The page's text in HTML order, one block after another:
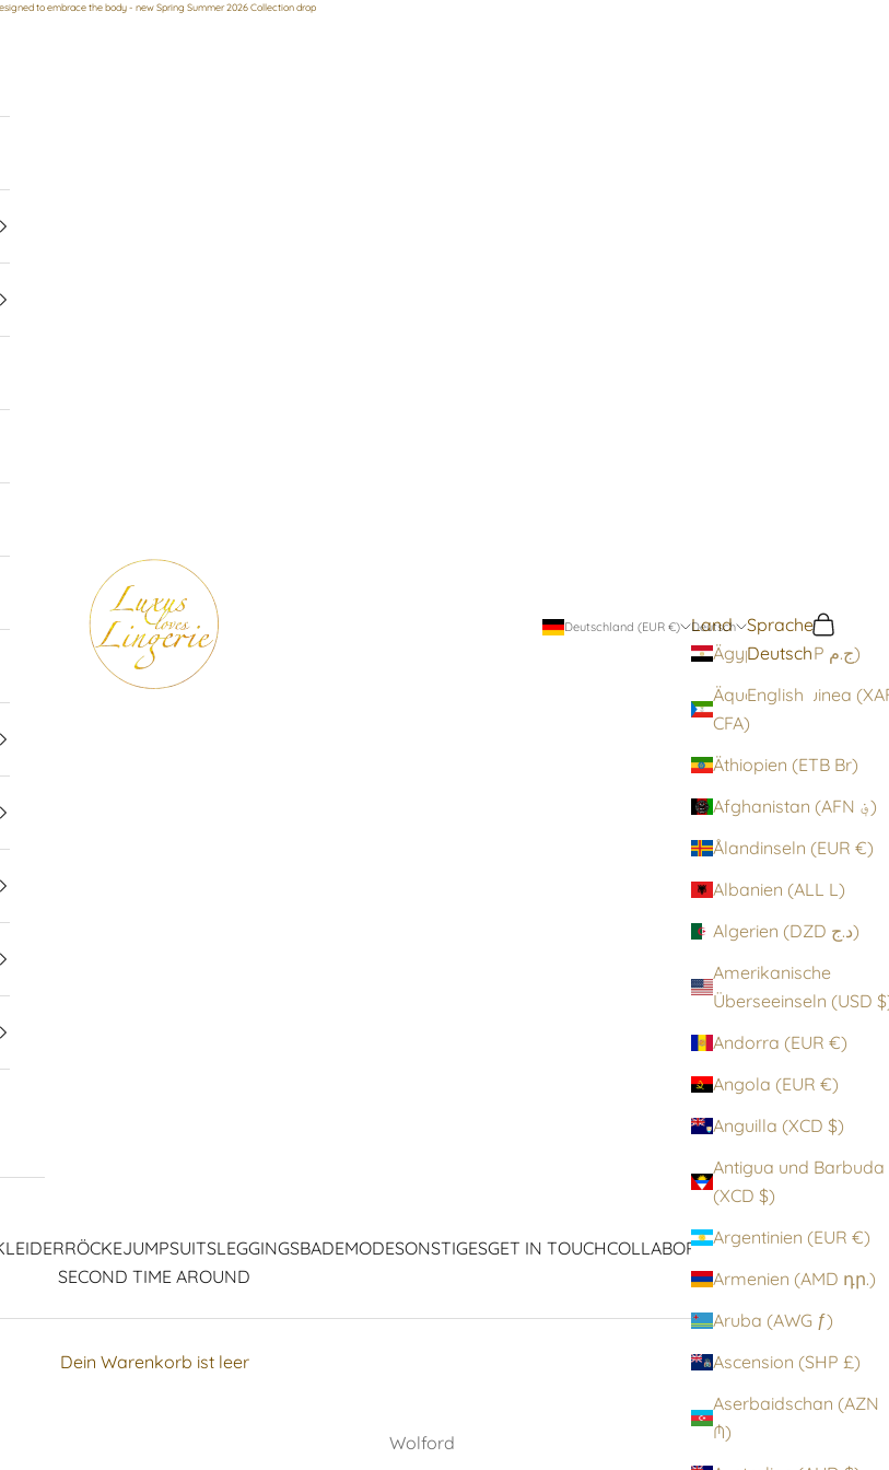
to embrace the body - new Spring Summer 2026 Collection drop
Luxus loves Lingerie
RÖCKEJUMPSUITSLEGGINGSBADEMODESONSTIGESGET IN TOUCHCOLLABORATIONENICONS
SECOND TIME AROUND
Deutschland (EUR €)
Land
Ägypten (EGP ج.م)
Äquatorialguinea
CFA)
Äthiopien (ETB Br)
Afghanistan (AFN ؋)
Ålandinseln (EUR €)
Albanien (ALL L)
Algerien (DZD د.ج)
Amerikanische
Andorra (EUR €)
Angola (EUR €)
Anguilla (XCD $)
Antigua und Barbuda
(XCD $)
Argentinien (EUR €)
Armenien (AMD դր.)
Aruba (AWG ƒ)
Ascension (SHP £)
Aserbaidschan (AZN
₼)
Deutsch
Sprache
Deutsch
English
Suchen
Dein Warenkorb ist leer
Wolford